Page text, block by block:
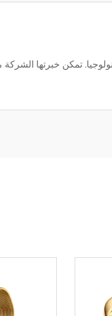
الساعات والتكنولوجيا. تمكن